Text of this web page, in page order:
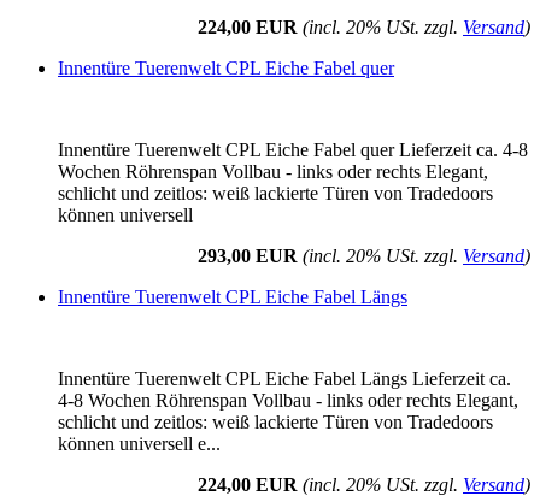
224,00 EUR (incl. 20% USt. zzgl. Versand)
Innentüre Tuerenwelt CPL Eiche Fabel quer
Innentüre Tuerenwelt CPL Eiche Fabel quer Lieferzeit ca. 4-8
Wochen Röhrenspan Vollbau - links oder rechts Elegant,
schlicht und zeitlos: weiß lackierte Türen von Tradedoors
können universell
293,00 EUR (incl. 20% USt. zzgl. Versand)
Innentüre Tuerenwelt CPL Eiche Fabel Längs
Innentüre Tuerenwelt CPL Eiche Fabel Längs Lieferzeit ca.
4-8 Wochen Röhrenspan Vollbau - links oder rechts Elegant,
schlicht und zeitlos: weiß lackierte Türen von Tradedoors
können universell e...
224,00 EUR (incl. 20% USt. zzgl. Versand)